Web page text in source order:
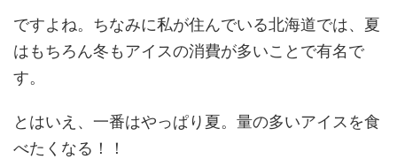
ですよね。ちなみに私が住んでいる北海道では、夏
はもちろん冬もアイスの消費が多いことで有名で
す。
とはいえ、一番はやっぱり夏。量の多いアイスを食
べたくなる！！